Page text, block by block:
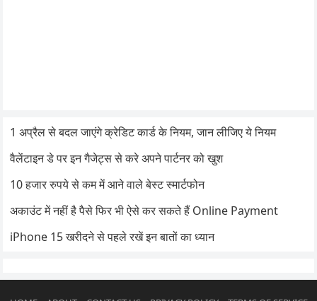
1 अप्रैल से बदल जाएंगे क्रेडिट कार्ड के नियम, जान लीजिए ये नियम
वैलेंटाइन डे पर इन गैजेट्स से करे अपने पार्टनर को खुश
10 हजार रुपये से कम में आने वाले बेस्ट स्मार्टफोन
अकाउंट में नहीं है पैसे फिर भी ऐसे कर सकते हैं Online Payment
iPhone 15 खरीदने से पहले रखें इन बातों का ध्यान